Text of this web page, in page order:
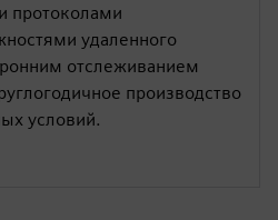
протоколами
удаленного
отслеживанием
производство
условий.